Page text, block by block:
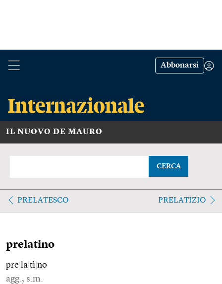
Abbonarsi
IL NUOVO DE MAURO
CERCA
PRELATESCO PRELATIZIO
prelatino
pre la tì no
agg., s.m.